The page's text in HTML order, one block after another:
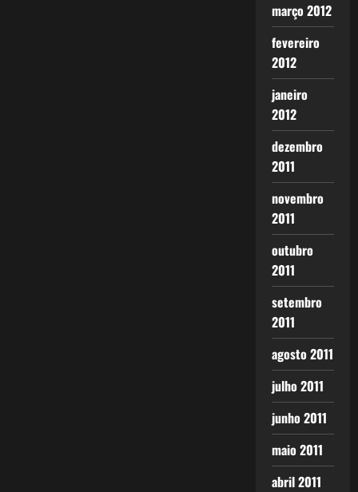
março 2012
fevereiro
2012
janeiro
2012
dezembro
2011
novembro
2011
outubro
2011
setembro
2011
agosto 2011
julho 2011
junho 2011
maio 2011
abril 2011